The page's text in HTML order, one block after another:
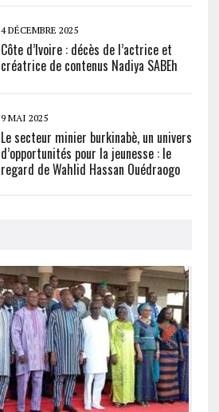
4 DÉCEMBRE 2025
Côte d’Ivoire : décès de l’actrice et
créatrice de contenus Nadiya SABEh
9 MAI 2025
Le secteur minier burkinabè, un univers
d’opportunités pour la jeunesse : le
regard de Wahlid Hassan Ouédraogo